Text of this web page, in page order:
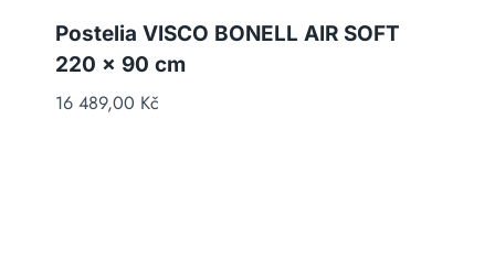
Postelia VISCO BONELL AIR SOFT
220 x 90 cm
16 489,00 Kč